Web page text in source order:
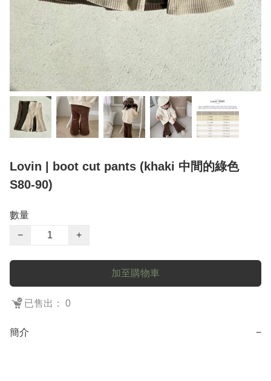
Lovin | boot cut pants (khaki 中間的綠色
S80-90)
數量
−
+
加至購物車
已售出： 0
簡介 −